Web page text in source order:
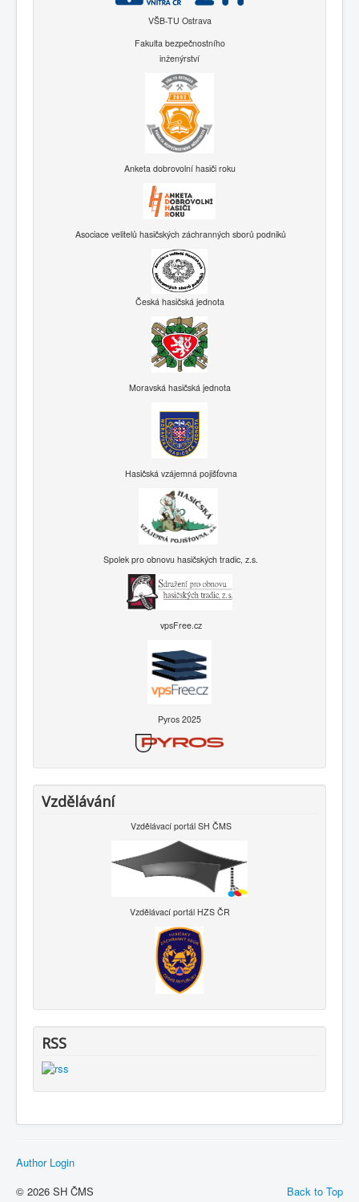
VŠB-TU Ostrava
Fakulta bezpečnostního
inženýrství
Anketa dobrovolní hasiči roku
Asociace velitelů hasičských záchranných sborů podniků
Česká hasičská jednota
Moravská hasičská jednota
Hasičská vzájemná pojišťovna
Spolek pro obnovu hasičských tradic, z.s.
vpsFree.cz
Pyros 2025
Vzdělávání
Vzdělávací portál SH ČMS
Vzdělávací portál HZS ČR
RSS
Author Login
Back to Top
© 2026 SH ČMS